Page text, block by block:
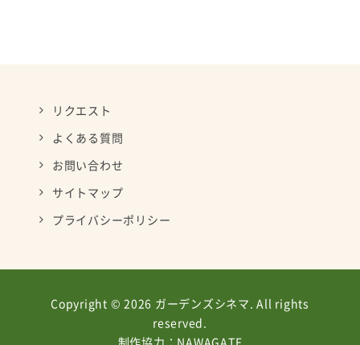
リクエスト
よくある質問
お問い合わせ
サイトマップ
プライバシーポリシー
Copyright © 2026 ガーデンズシネマ. All rights
reserved.